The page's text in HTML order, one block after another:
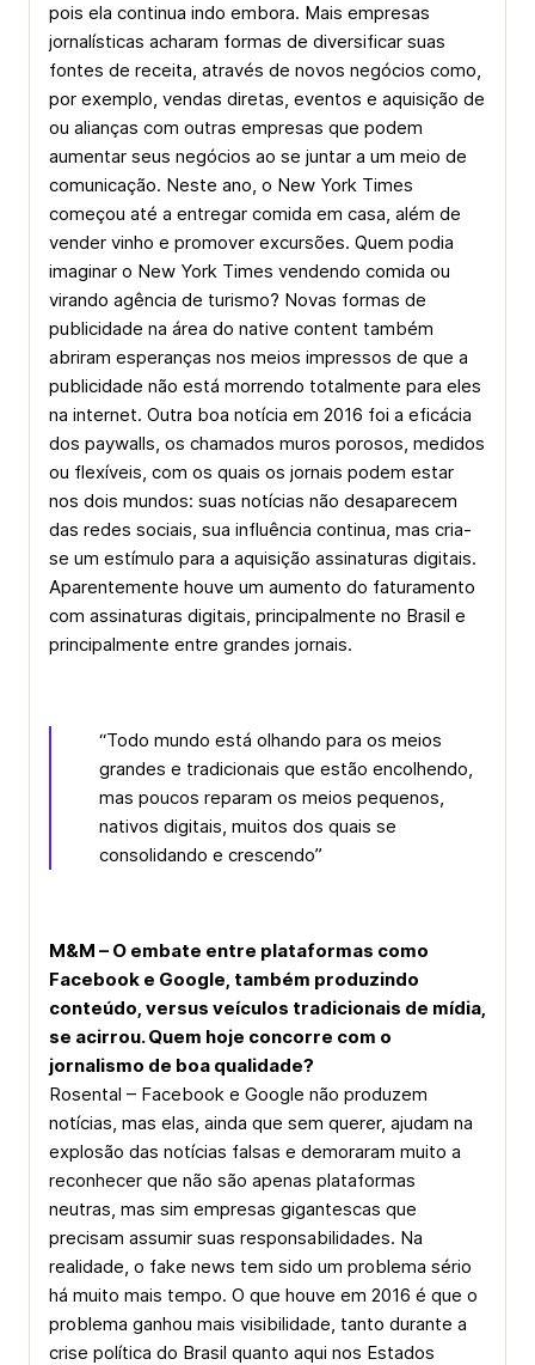
pois ela continua indo embora. Mais empresas
jornalísticas acharam formas de diversificar suas
fontes de receita, através de novos negócios como,
por exemplo, vendas diretas, eventos e aquisição de
ou alianças com outras empresas que podem
aumentar seus negócios ao se juntar a um meio de
comunicação. Neste ano, o New York Times
começou até a entregar comida em casa, além de
vender vinho e promover excursões. Quem podia
imaginar o New York Times vendendo comida ou
virando agência de turismo? Novas formas de
publicidade na área do native content também
abriram esperanças nos meios impressos de que a
publicidade não está morrendo totalmente para eles
na internet. Outra boa notícia em 2016 foi a eficácia
dos paywalls, os chamados muros porosos, medidos
ou flexíveis, com os quais os jornais podem estar
nos dois mundos: suas notícias não desaparecem
das redes sociais, sua influência continua, mas cria-
se um estímulo para a aquisição assinaturas digitais.
Aparentemente houve um aumento do faturamento
com assinaturas digitais, principalmente no Brasil e
principalmente entre grandes jornais.
“Todo mundo está olhando para os meios
grandes e tradicionais que estão encolhendo,
mas poucos reparam os meios pequenos,
nativos digitais, muitos dos quais se
consolidando e crescendo”
M&M – O embate entre plataformas como
Facebook e Google, também produzindo
conteúdo, versus veículos tradicionais de mídia,
se acirrou. Quem hoje concorre com o
jornalismo de boa qualidade?
Rosental – Facebook e Google não produzem
notícias, mas elas, ainda que sem querer, ajudam na
explosão das notícias falsas e demoraram muito a
reconhecer que não são apenas plataformas
neutras, mas sim empresas gigantescas que
precisam assumir suas responsabilidades. Na
realidade, o fake news tem sido um problema sério
há muito mais tempo. O que houve em 2016 é que o
problema ganhou mais visibilidade, tanto durante a
crise política do Brasil quanto aqui nos Estados